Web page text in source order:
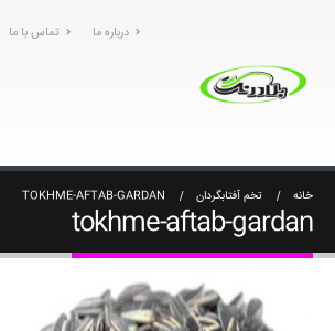
درباره ما تماس با ما
خانه تخم آفتابگردان TOKHME-AFTAB-GARDAN
tokhme-aftab-gardan